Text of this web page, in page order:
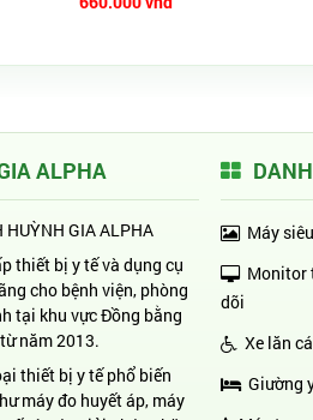
ALPHA
HUỲNH GIA ALPHA
thiết bị y tế và dụng cụ
cho bệnh viện, phòng
tại khu vực Đồng bằng
năm 2013.
thiết bị y tế phổ biến
máy đo huyết áp, máy
Máy
Monitor
dõi
Xe lăn
Giường